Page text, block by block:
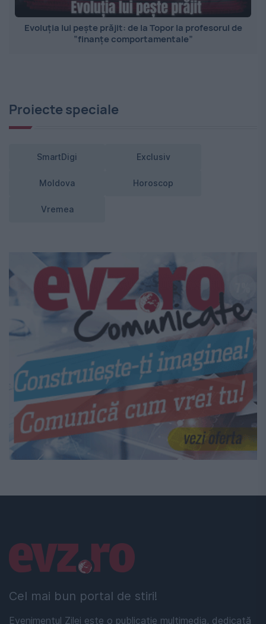
Evoluția lui pește prăjit: de la Topor la profesorul de
”finanțe comportamentale”
Proiecte speciale
SmartDigi Exclusiv
Moldova Horoscop
Vremea
Cel mai bun portal de stiri!
Evenimentul Zilei este o publicație multimedia, dedicată
Linkuri utile